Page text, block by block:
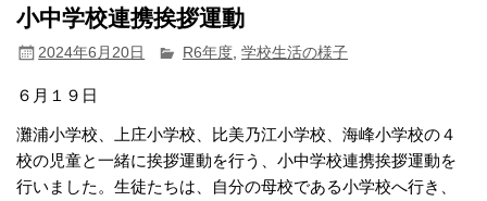
小中学校連携挨拶運動
2024年6月20日 R6年度 ,学校生活の様子
６月１９日
灘浦小学校、上庄小学校、比美乃江小学校、海峰小学校の４
校の児童と一緒に挨拶運動を行う、小中学校連携挨拶運動を
行いました。生徒たちは、自分の母校である小学校へ行き、